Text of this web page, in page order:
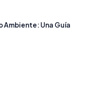
Ambiente: Una Guía